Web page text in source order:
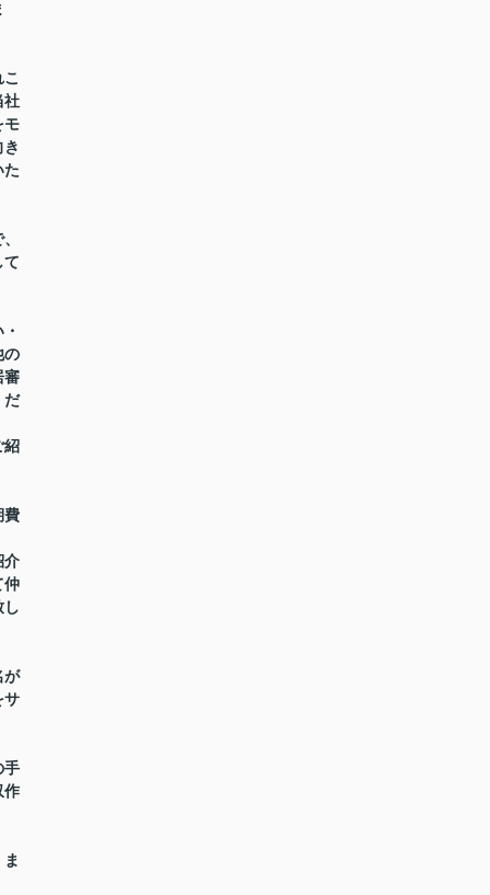
社
モ
た
て
の
審
だ
紹
費
介
仲
し
が
サ
手
作